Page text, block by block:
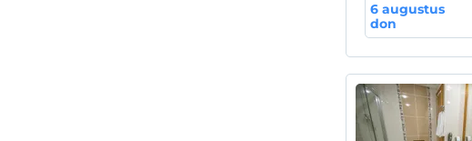
6 augustus
don